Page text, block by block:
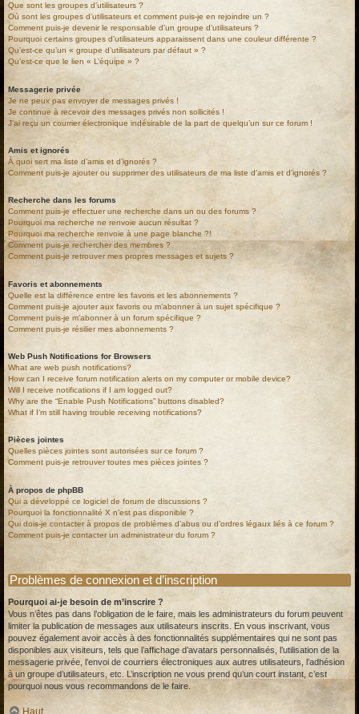
Que sont les groupes d’utilisateurs ?
Où sont les groupes d’utilisateurs et comment puis-je en rejoindre un ?
Comment puis-je devenir le responsable d’un groupe d’utilisateurs ?
Pourquoi certains groupes d’utilisateurs apparaissent dans une couleur différente ?
Qu’est-ce qu’un « groupe d’utilisateurs par défaut » ?
Qu’est-ce que le lien « L’équipe » ?
Messagerie privée
Je ne peux pas envoyer de messages privés !
Je continue à recevoir des messages privés non sollicités !
J’ai reçu un courrier électronique indésirable de la part de quelqu’un sur ce forum !
Amis et ignorés
À quoi sert ma liste d’amis et d’ignorés ?
Comment puis-je ajouter ou supprimer des utilisateurs de ma liste d’amis et d’ignorés ?
Recherche dans les forums
Comment puis-je effectuer une recherche dans un ou des forums ?
Pourquoi ma recherche ne renvoie aucun résultat ?
Pourquoi ma recherche renvoie à une page blanche ?!
Comment puis-je rechercher des membres ?
Comment puis-je retrouver mes propres messages et sujets ?
Favoris et abonnements
Quelle est la différence entre les favoris et les abonnements ?
Comment puis-je ajouter aux favoris ou m’abonner à un sujet spécifique ?
Comment puis-je m’abonner à un forum spécifique ?
Comment puis-je résilier mes abonnements ?
Web Push Notifications for Browsers
What are web push notifications?
How can I receive forum notification alerts on my computer or mobile device?
Will I receive notifications if I am logged out?
Why are the “Enable Push Notifications” buttons disabled?
What if I’m still having trouble receiving notifications?
Pièces jointes
Quelles pièces jointes sont autorisées sur ce forum ?
Comment puis-je retrouver toutes mes pièces jointes ?
À propos de phpBB
Qui a développé ce logiciel de forum de discussions ?
Pourquoi la fonctionnalité X n’est pas disponible ?
Qui dois-je contacter à propos de problèmes d’abus ou d’ordres légaux liés à ce forum ?
Comment puis-je contacter un administrateur du forum ?
Problèmes de connexion et d’inscription
Pourquoi ai-je besoin de m’inscrire ?
Vous n’êtes pas dans l’obligation de le faire, mais les administrateurs du forum peuvent
limiter la publication de messages aux utilisateurs inscrits. En vous inscrivant, vous
pouvez également avoir accès à des fonctionnalités supplémentaires qui ne sont pas
disponibles aux visiteurs, tels que l’affichage d’avatars personnalisés, l’utilisation de la
messagerie privée, l’envoi de courriers électroniques aux autres utilisateurs, l’adhésion
à un groupe d’utilisateurs, etc. L’inscription ne vous prend qu’un court instant, c’est
pourquoi nous vous recommandons de le faire.
Haut